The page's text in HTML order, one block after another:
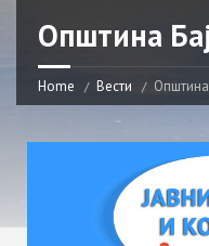
Општина
Home Вести